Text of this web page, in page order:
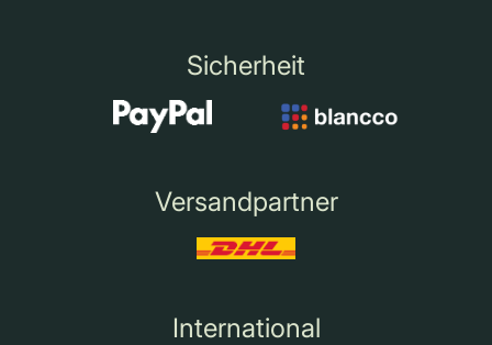
Sicherheit
Versandpartner
International